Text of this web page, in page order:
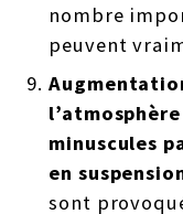
nombre
peuvent
minuscules
en
sont